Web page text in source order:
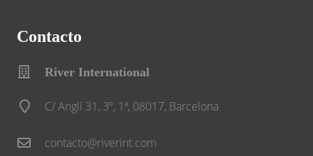
Contacto
River International
C/ Anglí 31, 3º, 1ª, 08017, Barcelona
contacto@riverint.com